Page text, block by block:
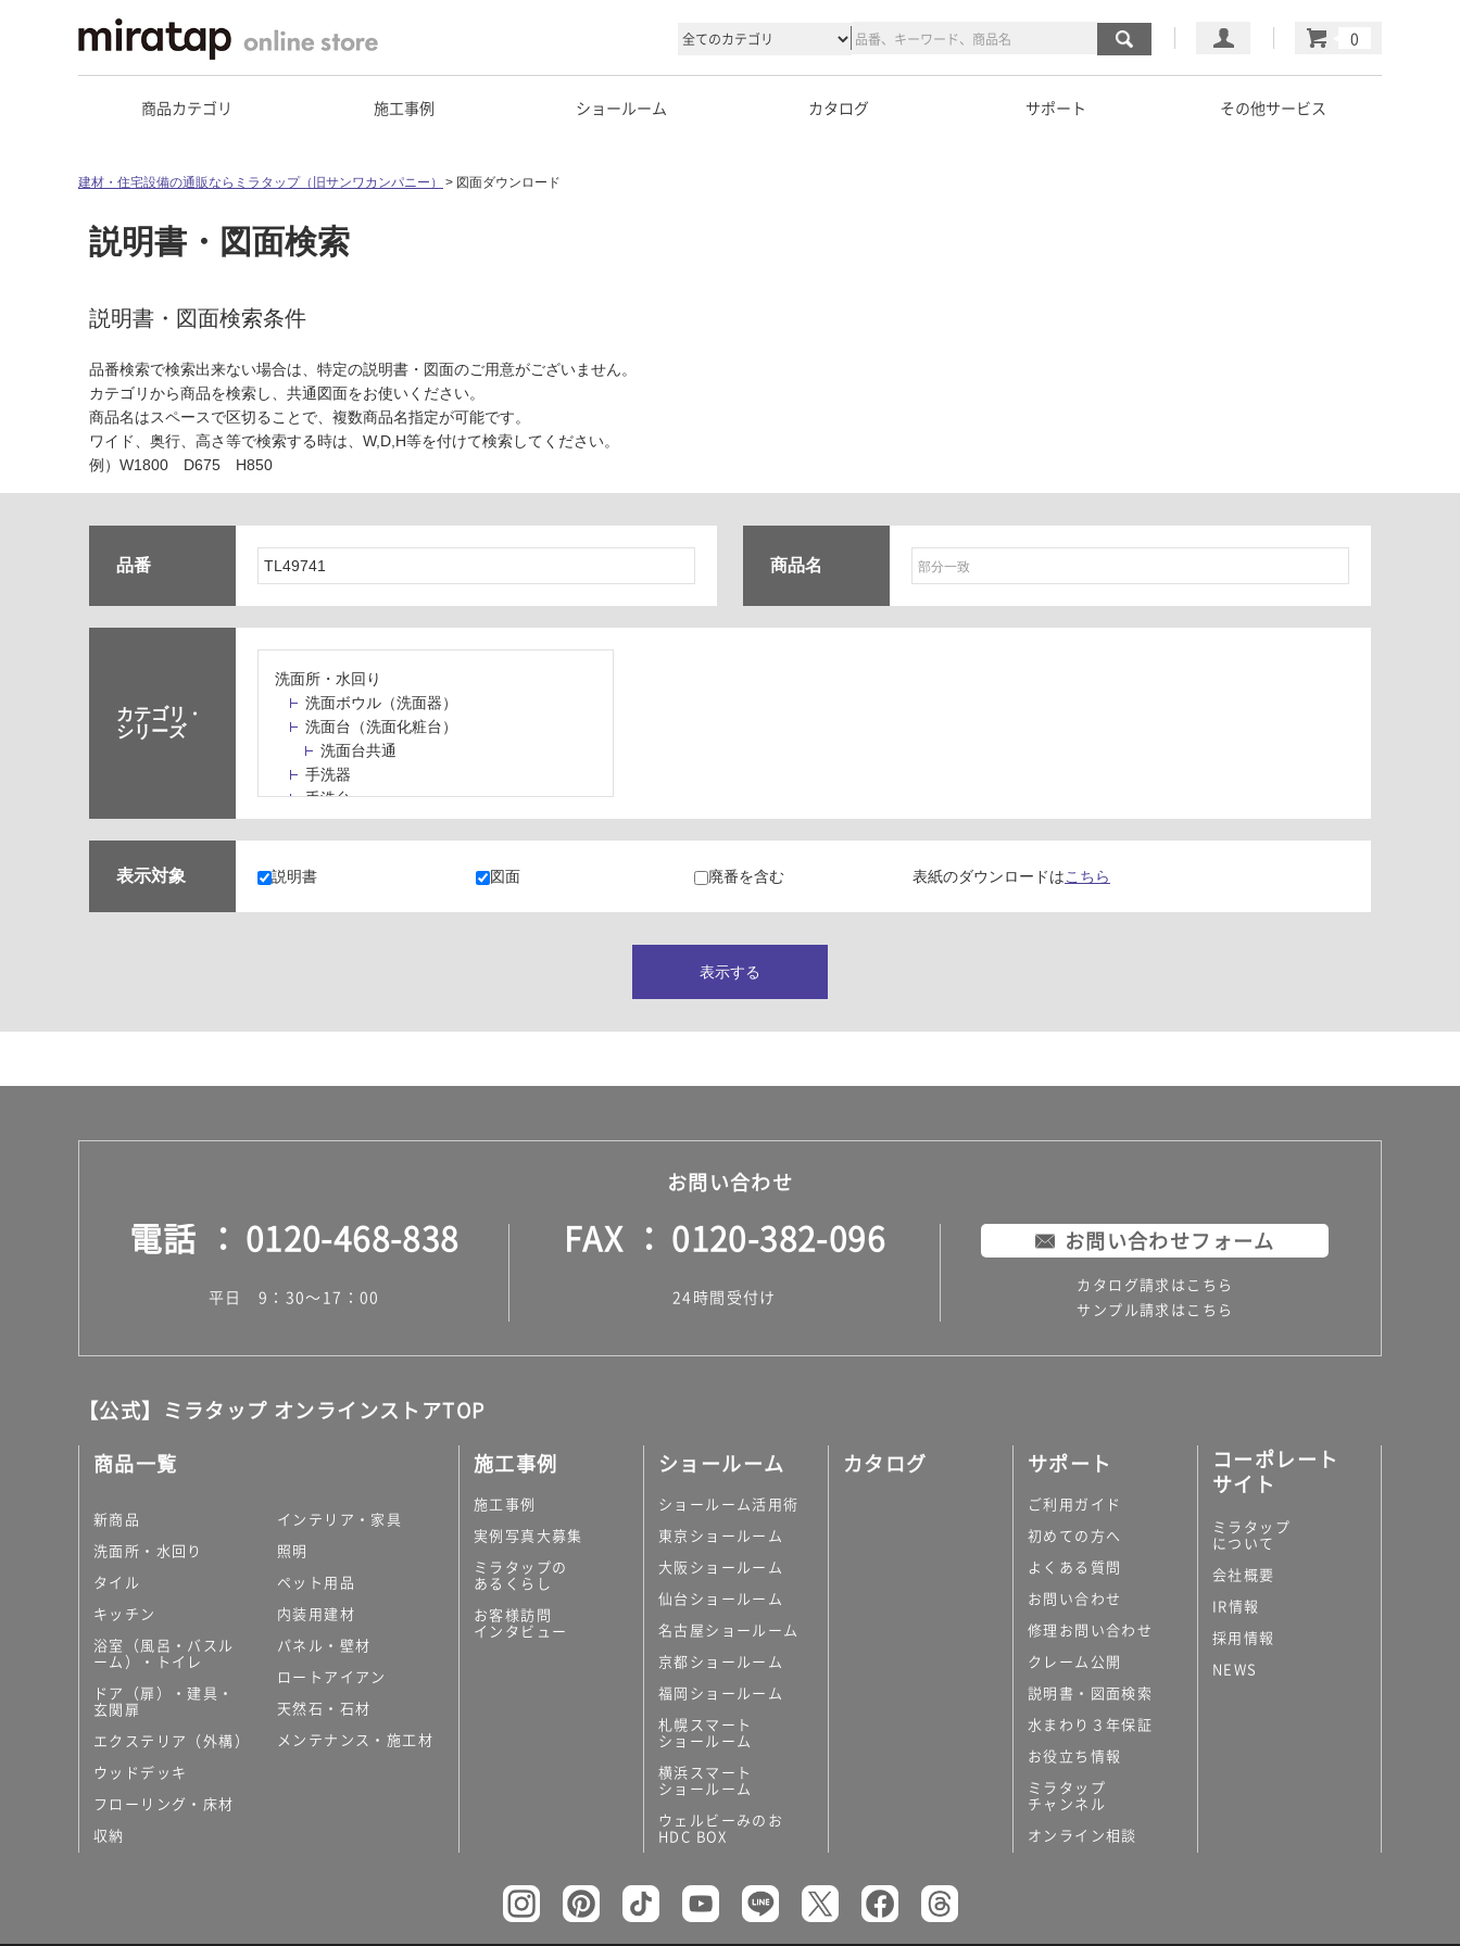
マイページ
カート
商品カテゴリ 施工事例 ショールーム カタログ サポート その他サービス
建材・住宅設備の通販ならミラタップ（旧サンワカンパニー） 図面ダウンロード
説明書・図面検索
説明書・図面検索条件
品番検索で検索出来ない場合は、特定の説明書・図面のご用意がございません。
カテゴリから商品を検索し、共通図面をお使いください。
商品名はスペースで区切ることで、複数商品名指定が可能です。
ワイド、奥行、高さ等で検索する時は、W,D,H等を付けて検索してください。
例）W1800 D675 H850
品番 商品名
カテゴリ・
シリーズ
洗面所・水回り
洗面ボウル（洗面器）
洗面台（洗面化粧台）
洗面台共通
手洗器
手洗台
水栓パン・スロップシンク
水栓金具・水栓（蛇口）・カラン
止水栓・排水金物
ミラー（鏡）
ランドリールーム
タイル
外壁タイル
洗面台タイル
屋内床タイル
テラコッタ調タイル
キッチン
コンパクトキッチン
コンパクトキッチンその他
カップボード（食器棚・キッチンボード）
コンビネーションキッチン（セクショナル
キッチン）
キッチン機器
表示対象 説明書 図面 廃番を含む 表紙のダウンロードはこちら
表示する
お問い合わせ
電話 0120-468-838
平日 9：30～17：00
FAX 0120-382-096
24時間受付け
お問い合わせフォーム
カタログ請求はこちら
サンプル請求はこちら
【公式】ミラタップ オンラインストアTOP
商品一覧
新商品
洗面所・水回り
タイル
キッチン
浴室（風呂・バスル
ーム）・トイレ
ドア（扉）・建具・
玄関扉
エクステリア（外構）
ウッドデッキ
フローリング・床材
収納
インテリア・家具
照明
ペット用品
内装用建材
パネル・壁材
ロートアイアン
天然石・石材
メンテナンス・施工材
施工事例
施工事例
実例写真大募集
ミラタップの
あるくらし
お客様訪問
インタビュー
ショールーム
ショールーム活用術
東京ショールーム
大阪ショールーム
仙台ショールーム
名古屋ショールーム
京都ショールーム
福岡ショールーム
札幌スマート
ショールーム
横浜スマート
ショールーム
ウェルビーみのお
HDC BOX
カタログ サポート
ご利用ガイド
初めての方へ
よくある質問
お問い合わせ
修理お問い合わせ
クレーム公開
説明書・図面検索
水まわり３年保証
お役立ち情報
ミラタップ
チャンネル
オンライン相談
コーポレート
サイト
ミラタップ
について
会社概要
IR情報
採用情報
NEWS